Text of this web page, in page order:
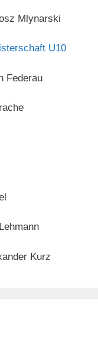
Mlynarski
U10
Federau
Kurz